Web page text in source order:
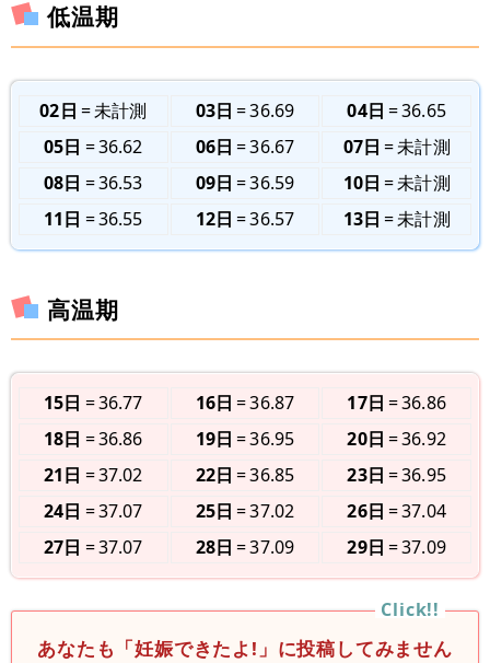
低温期
02日 未計測 03日 36.69 04日
36.65
05日
36.62 06日 36.67 07日
未計測
08日
36.53 09日 36.59 10日
未計測
11日
36.55 12日 36.57 13日 未計測
高温期
15日 36.77 16日 36.87 17日
36.86
18日
36.86 19日 36.95 20日
36.92
21日
37.02 22日 36.85 23日
36.95
24日
37.07 25日 37.02 26日
37.04
27日
37.07 28日 37.09 29日 37.09
あなたも「妊娠できたよ!」に投稿してみません